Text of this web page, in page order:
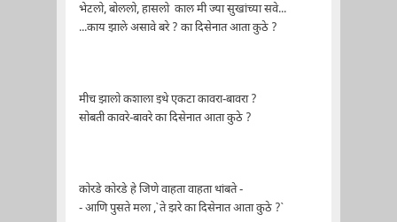
भेटलो, बोललो, हासलो काल मी ज्या सुखांच्या सवे...
...काय झाले असावे बरे ? का दिसेनात आता कुठे ?
मीच झालो कशाला इथे एकटा कावरा-बावरा ?
सोबती कावरे-बावरे का दिसेनात आता कुठे ?
कोरडे कोरडे हे जिणे वाहता वाहता थांबते -
- आणि पुसते मला ,`ते झरे का दिसेनात आता कुठे ?`